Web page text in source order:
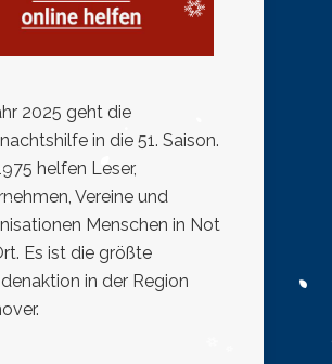
2025 geht die
in die 51. Saison.
helfen Leser,
Vereine und
Menschen in Not
Es ist die größte
in der Region